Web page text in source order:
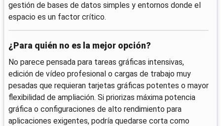
gestión de bases de datos simples y entornos donde el
espacio es un factor crítico.
¿Para quién no es la mejor opción?
No parece pensada para tareas gráficas intensivas,
edición de vídeo profesional o cargas de trabajo muy
pesadas que requieran tarjetas gráficas potentes o mayor
flexibilidad de ampliación. Si priorizas máxima potencia
gráfica o configuraciones de alto rendimiento para
aplicaciones exigentes, podría quedarse corta como